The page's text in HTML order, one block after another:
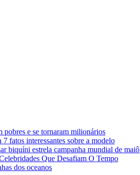
pobres e se tornaram milionários
fatos interessantes sobre a modelo
biquíni estrela campanha mundial de maiô
Que Desafiam O Tempo
dos oceanos